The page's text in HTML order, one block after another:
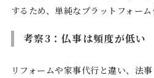
するため、単純なプラットフォーム
考察3：仏事は頻度が低い
リフォームや家事代行と違い、法